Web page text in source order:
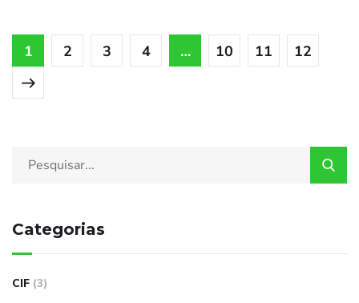
1 2 3 4 … 10 11 12
Categorias
CIF (3)